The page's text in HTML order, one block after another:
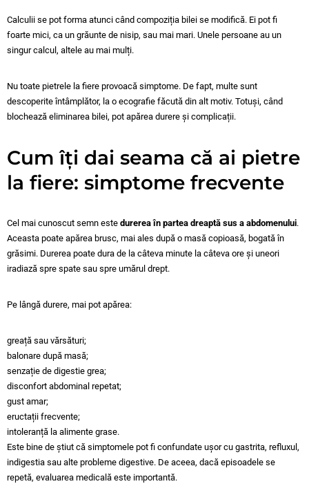
Calculii se pot forma atunci când compoziția bilei se modifică. Ei pot fi
foarte mici, ca un grăunte de nisip, sau mai mari. Unele persoane au un
singur calcul, altele au mai mulți.
Nu toate pietrele la fiere provoacă simptome. De fapt, multe sunt
descoperite întâmplător, la o ecografie făcută din alt motiv. Totuși, când
blochează eliminarea bilei, pot apărea durere și complicații.
Cum îți dai seama că ai pietre
la fiere: simptome frecvente
Cel mai cunoscut semn este durerea în partea dreaptă sus a abdomenului.
Aceasta poate apărea brusc, mai ales după o masă copioasă, bogată în
grăsimi. Durerea poate dura de la câteva minute la câteva ore și uneori
iradiază spre spate sau spre umărul drept.
Pe lângă durere, mai pot apărea:
greață sau vărsături;
balonare după masă;
senzație de digestie grea;
disconfort abdominal repetat;
gust amar;
eructații frecvente;
intoleranță la alimente grase.
Este bine de știut că simptomele pot fi confundate ușor cu gastrita, refluxul,
indigestia sau alte probleme digestive. De aceea, dacă episoadele se
repetă, evaluarea medicală este importantă.